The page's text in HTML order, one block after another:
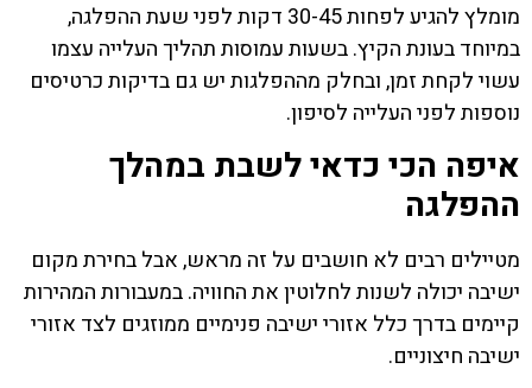
מומלץ להגיע לפחות 30-45 דקות לפני שעת ההפלגה,
במיוחד בעונת הקיץ. בשעות עמוסות תהליך העלייה עצמו
עשוי לקחת זמן, ובחלק מההפלגות יש גם בדיקות כרטיסים
נוספות לפני העלייה לסיפון.
איפה הכי כדאי לשבת במהלך
ההפלגה
מטיילים רבים לא חושבים על זה מראש, אבל בחירת מקום
ישיבה יכולה לשנות לחלוטין את החוויה. במעבורות המהירות
קיימים בדרך כלל אזורי ישיבה פנימיים ממוזגים לצד אזורי
ישיבה חיצוניים.